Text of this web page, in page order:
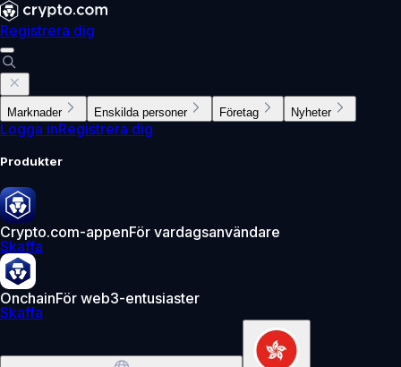
Registrera dig
Marknader Enskilda personer Företag Nyheter
Logga inRegistrera dig
Produkter
Crypto.com-appenFör vardagsanvändare
Skaffa
OnchainFör web3-entusiaster
Skaffa